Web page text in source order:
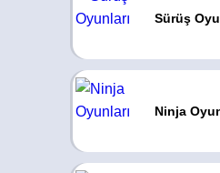
Sürüş
Ninja